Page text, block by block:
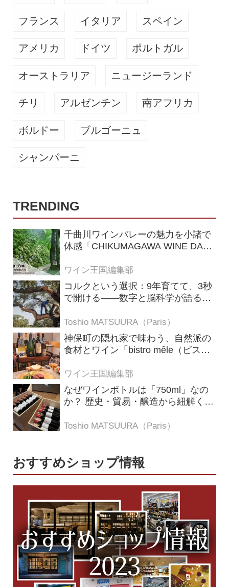
フランス イタリア スペイン
アメリカ ドイツ ポルトガル
オーストラリア ニュージーランド
チリ アルゼンチン 南アフリカ
ボルドー ブルゴーニュ
シャンパーニ
TRENDING
千曲川ワインバレーの魅力を小諸で
体感「CHIKUMAGAWA WINE DAYS
ワイン王国編集部
コルクという選択：9年育てて、3秒
で開ける——数字と脳科学が語る栓
Toshio MATSUURA（Paris）
神保町の隠れ家で味わう、自然派の
食材とワイン「bistro mêle（ビスト
ワイン王国編集部
なぜワインボトルは「750ml」なの
か？ 歴史・貿易・醸造から紐解く4
Toshio MATSUURA（Paris）
おすすめショップ情報